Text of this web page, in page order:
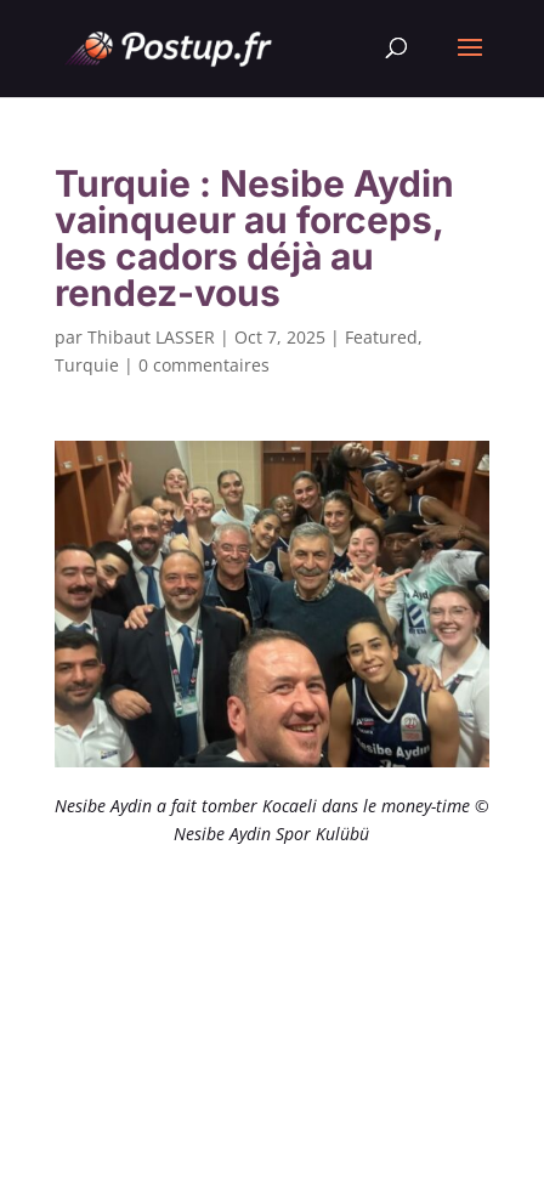
Turquie : Nesibe Aydin
vainqueur au forceps,
les cadors déjà au
rendez-vous
par Thibaut LASSER | Oct 7, 2025| Featured,
Turquie | 0 commentaires
Nesibe Aydin a fait tomber Kocaeli dans le money-time ©
Nesibe Aydin Spor Kulübü